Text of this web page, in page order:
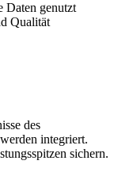
Daten genutzt
Qualität
des
integriert.
sichern.